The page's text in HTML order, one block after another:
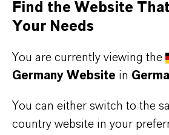
WELCHE
SYNTHETISCHE
IN WELCHEN FARBEN
EISENOXIDE VON
Find the Website
Your Needs
You are currently viewing the
Germany Website in
You can either switch to the
country website in your